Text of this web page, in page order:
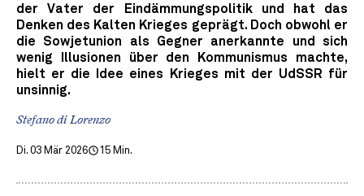
der Vater der Eindämmungspolitik und hat das
Denken des Kalten Krieges geprägt. Doch obwohl er
die Sowjetunion als Gegner anerkannte und sich
wenig Illusionen über den Kommunismus machte,
hielt er die Idee eines Krieges mit der UdSSR für
unsinnig.
Stefano di Lorenzo
Di. 03 Mär 2026 15 Min.